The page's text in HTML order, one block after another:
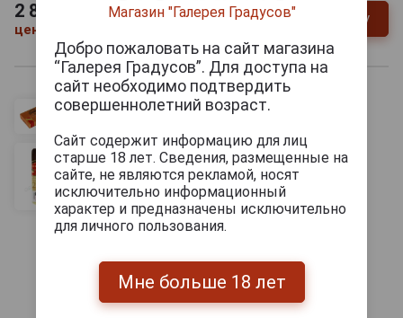
2 850
цена за штуку!
- + В заявку
Магазин "Галерея Градусов"
Добро пожаловать на сайт магазина
“Галерея Градусов”. Для доступа на
сайт необходимо подтвердить
совершеннолетний возраст.
Сайт содержит информацию для лиц
старше 18 лет. Сведения, размещенные на
сайте, не являются рекламой, носят
исключительно информационный
характер и предназначены исключительно
для личного пользования.
Мне больше 18 лет